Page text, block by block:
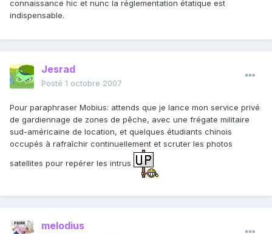
connaissance hic et nunc la réglementation étatique est
indispensable.
Jesrad
Posté 1 octobre 2007
Pour paraphraser Mobius: attends que je lance mon service privé
de gardiennage de zones de pêche, avec une frégate militaire
sud-américaine de location, et quelques étudiants chinois
occupés à rafraîchir continuellement et scruter les photos
satellites pour repérer les intrus
melodius